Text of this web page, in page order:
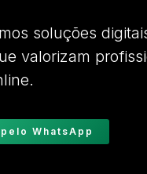
soluções
valorizam
WhatsApp